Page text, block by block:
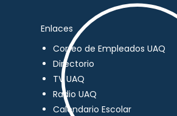
Enlaces
Correo de Empleados UAQ
Directorio
TV UAQ
Radio UAQ
Calendario Escolar